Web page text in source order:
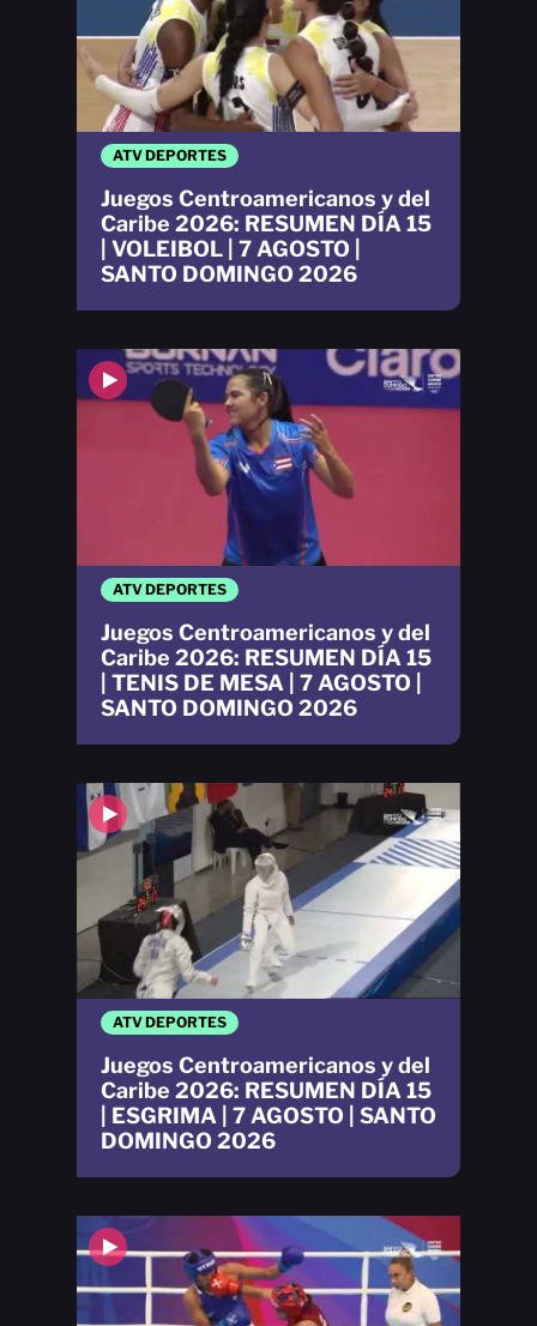
ATV DEPORTES
Juegos Centroamericanos y del
Caribe 2026: RESUMEN DÍA 15
| VOLEIBOL | 7 AGOSTO |
SANTO DOMINGO 2026
ATV DEPORTES
Juegos Centroamericanos y del
Caribe 2026: RESUMEN DÍA 15
| ESGRIMA | 7 AGOSTO | SANTO
DOMINGO 2026
ATV DEPORTES
Juegos Centroamericanos y del
Caribe 2026: RESUMEN DÍA 15
| TENIS DE MESA | 7 AGOSTO |
SANTO DOMINGO 2026